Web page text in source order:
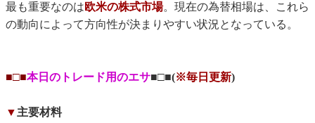
最も重要なのは欧米の株式市場。現在の為替相場は、これら
の動向によって方向性が決まりやすい状況となっている。
■□■本日のトレード用のエサ■□■(※毎日更新)
▼主要材料